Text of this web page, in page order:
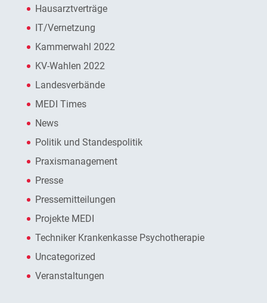
Hausarztverträge
IT/Vernetzung
Kammerwahl 2022
KV-Wahlen 2022
Landesverbände
MEDI Times
News
Politik und Standespolitik
Praxismanagement
Presse
Pressemitteilungen
Projekte MEDI
Techniker Krankenkasse Psychotherapie
Uncategorized
Veranstaltungen